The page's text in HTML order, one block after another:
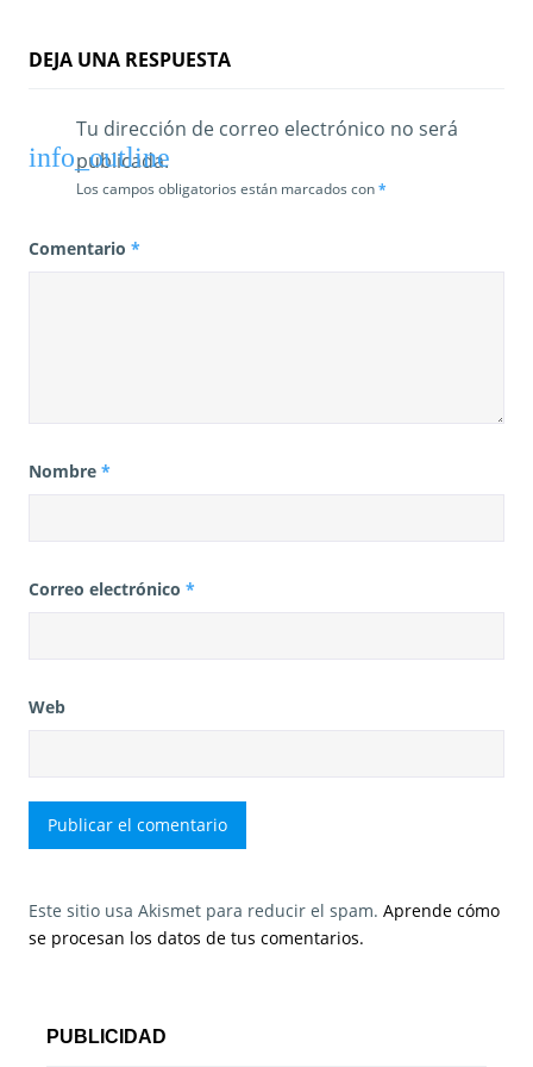
a
DEJA UNA RESPUESTA
Tu dirección de correo electrónico no será
publicada.
Los campos obligatorios están marcados con*
Comentario *
Nombre *
Correo electrónico *
Web
Este sitio usa Akismet para reducir el spam. Aprende cómo
se procesan los datos de tus comentarios.
PUBLICIDAD